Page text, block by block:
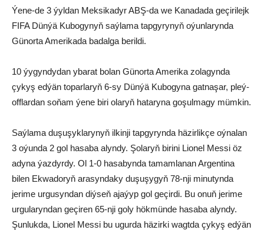
Ýene-de 3 ýyldan Meksikadyr ABŞ-da we Kanadada geçirilejk
FIFA Dünýä Kubogynyň saýlama tapgyrynyň oýunlarynda
Günorta Amerikada badalga berildi.
10 ýygyndydan ybarat bolan Günorta Amerika zolagynda
çykyş edýän toparlaryň 6-sy Dünýä Kubogyna gatnaşar, pleý-
offlardan soňam ýene biri olaryň hataryna goşulmagy mümkin.
Saýlama duşuşyklarynyň ilkinji tapgyrynda häzirlikçe oýnalan
3 oýunda 2 gol hasaba alyndy. Şolaryň birini Lionel Messi öz
adyna ýazdyrdy. Ol 1-0 hasabynda tamamlanan Argentina
bilen Ekwadoryň arasyndaky duşuşygyň 78-nji minutynda
jerime urgusyndan diýseň ajaýyp gol geçirdi. Bu onuň jerime
urgularyndan geçiren 65-nji goly hökmünde hasaba alyndy.
Şunlukda, Lionel Messi bu ugurda häzirki wagtda çykyş edýän